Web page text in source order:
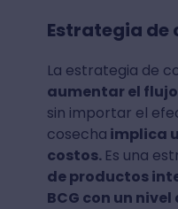
Estrategia de
La estrategia de
aumentar el
sin importar el
cosecha implica
costos. Es una
de productos
BCG con un